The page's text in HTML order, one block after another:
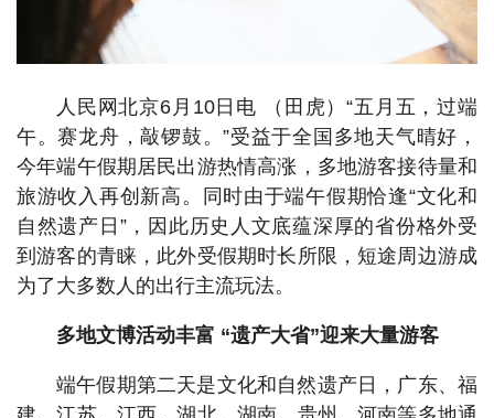
人民网北京6月10日电 （田虎）“五月五，过端
午。赛龙舟，敲锣鼓。”受益于全国多地天气晴好，
今年端午假期居民出游热情高涨，多地游客接待量和
旅游收入再创新高。同时由于端午假期恰逢“文化和
自然遗产日”，因此历史人文底蕴深厚的省份格外受
到游客的青睐，此外受假期时长所限，短途周边游成
为了大多数人的出行主流玩法。
多地文博活动丰富 “遗产大省”迎来大量游客
端午假期第二天是文化和自然遗产日，广东、福